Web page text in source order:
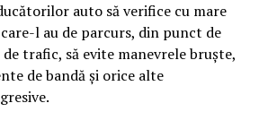
auto să verifice cu mare
l au de parcurs, din punct de
trafic, să evite manevrele bruște,
de bandă și orice alte